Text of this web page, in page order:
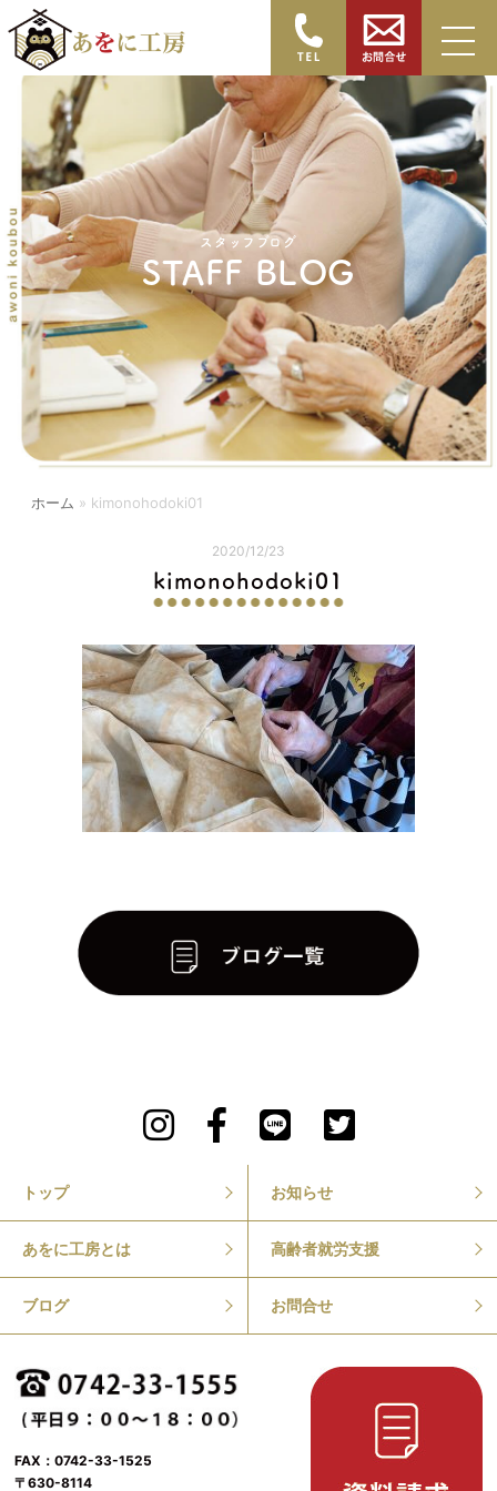
スタッフブログ
STAFF BLOG
ホーム » kimonohodoki01
2020/12/23
kimonohodoki01
トップ お知らせ
あをに工房とは 高齢者就労支援
ブログ お問合せ
FAX：0742-33-1525
〒630-8114